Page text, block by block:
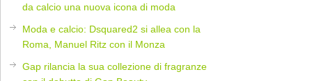
da calcio una nuova icona di moda
Moda e calcio: Dsquared2 si allea con la
Roma, Manuel Ritz con il Monza
Gap rilancia la sua collezione di fragranze